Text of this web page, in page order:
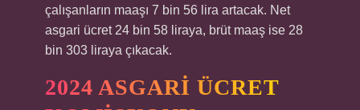
çalışanların maaşı 7 bin 56 lira artacak. Net
asgari ücret 24 bin 58 liraya, brüt maaş ise 28
bin 303 liraya çıkacak.
2024 ASGARI ÜCRET